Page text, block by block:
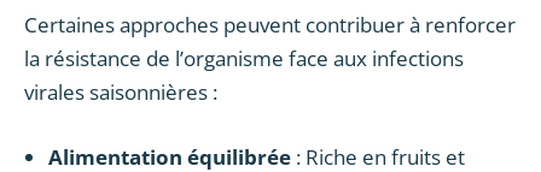
Certaines approches peuvent contribuer à renforcer
la résistance de l’organisme face aux infections
virales saisonnières :
Alimentation équilibrée : Riche en fruits et